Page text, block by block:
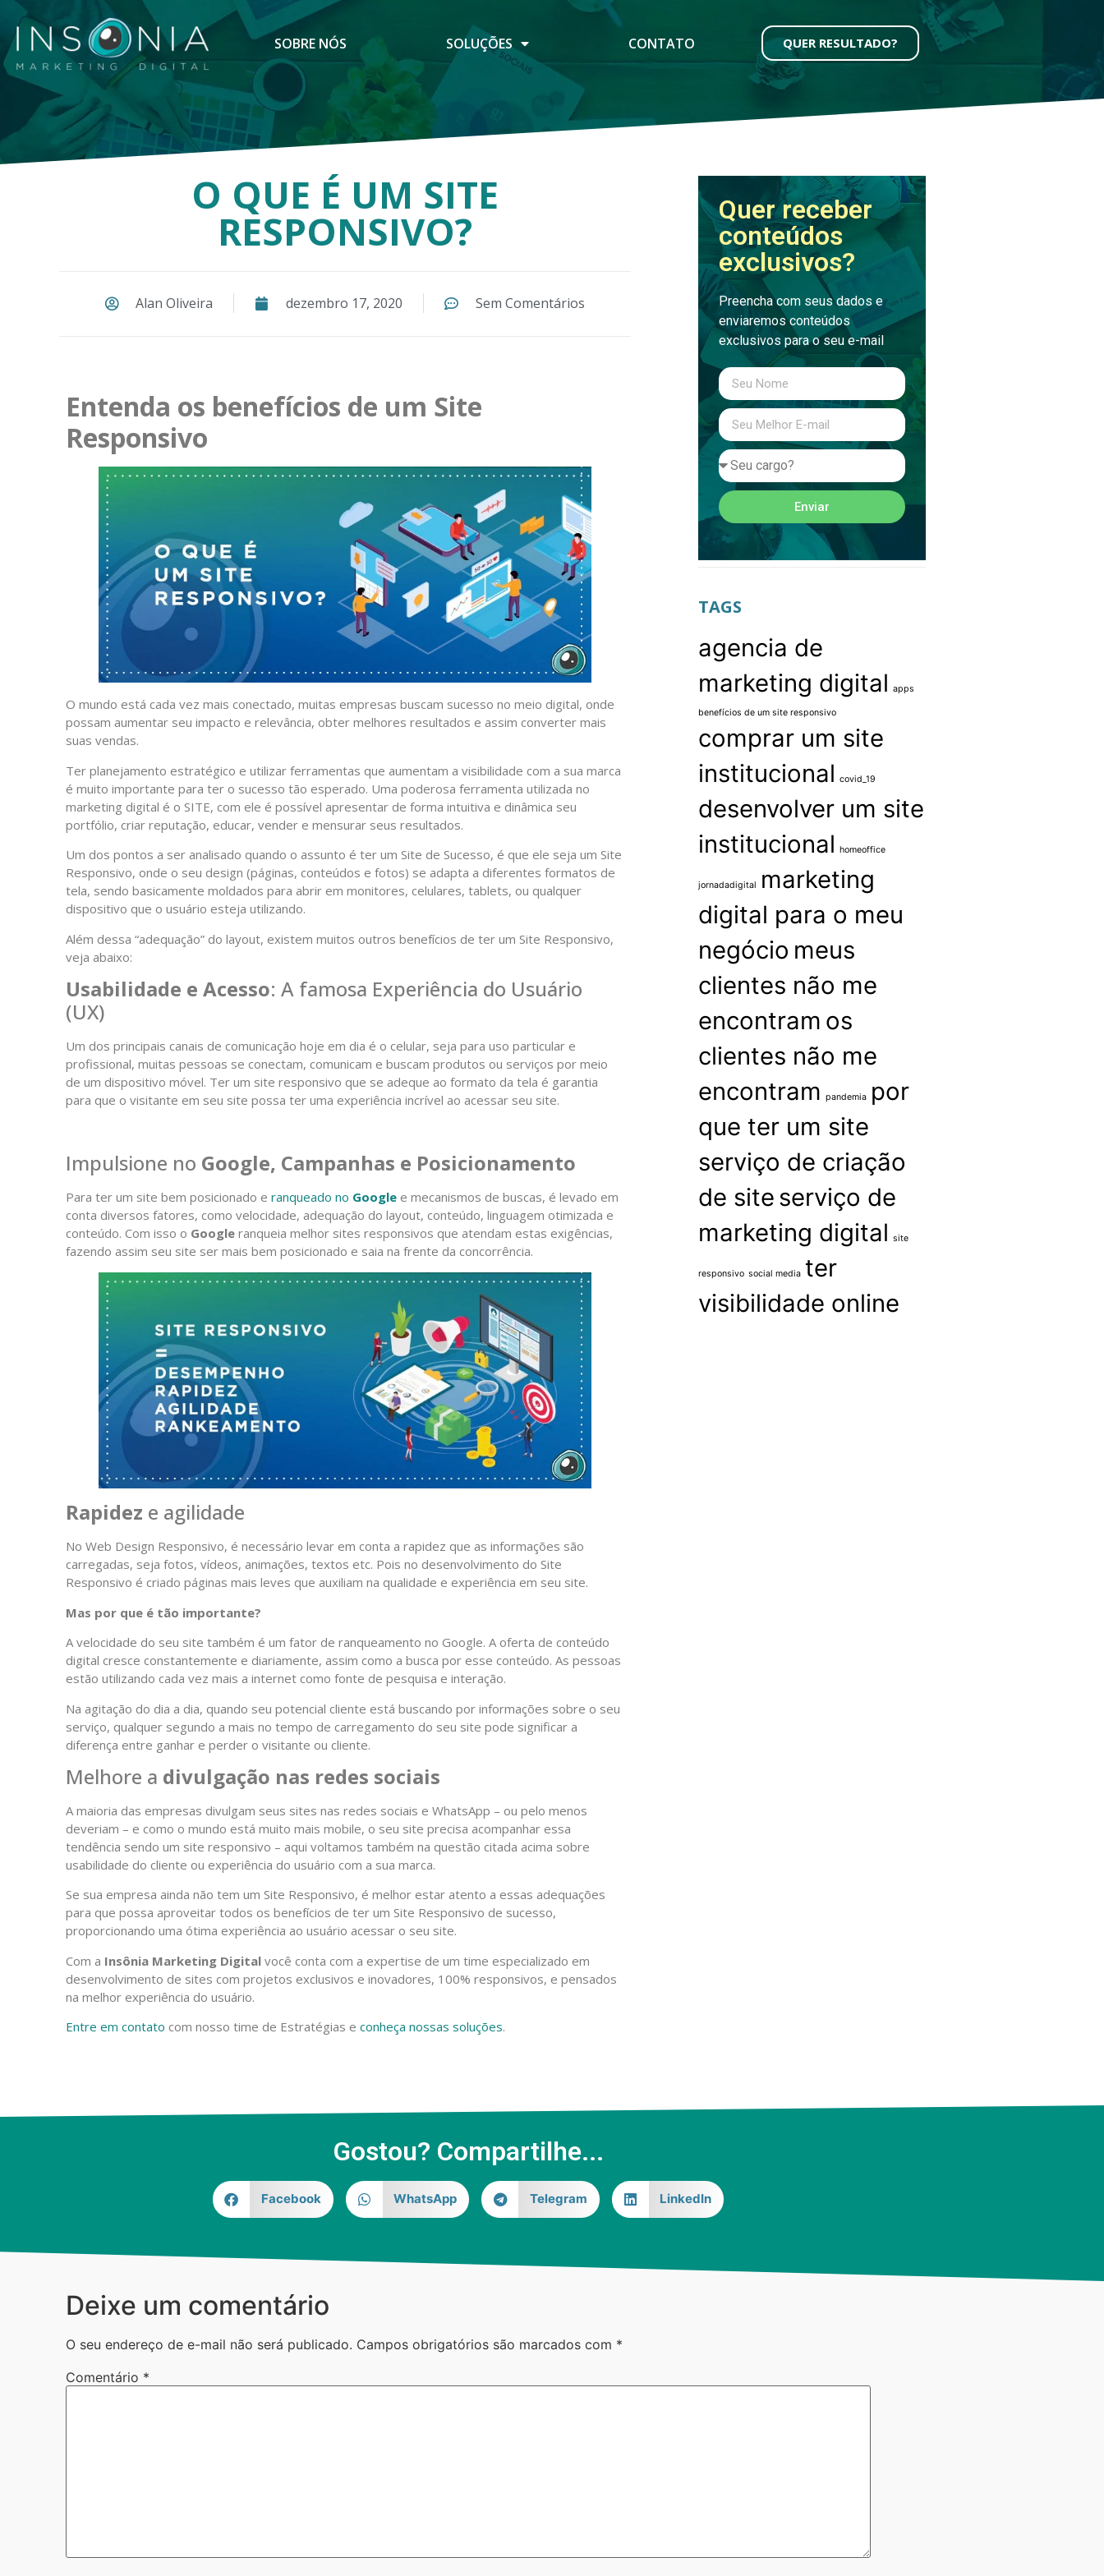
SOBRE NÓS SOLUÇÕES CONTATO QUER RESULTADO?
O QUE É UM SITE
RESPONSIVO?
Alan Oliveira dezembro 17, 2020 Sem Comentários
Entenda os benefícios de um Site
Responsivo
O mundo está cada vez mais conectado, muitas empresas buscam sucesso no meio digital, onde
possam aumentar seu impacto e relevância, obter melhores resultados e assim converter mais
suas vendas.
Ter planejamento estratégico e utilizar ferramentas que aumentam a visibilidade com a sua marca
é muito importante para ter o sucesso tão esperado. Uma poderosa ferramenta utilizada no
marketing digital é o SITE, com ele é possível apresentar de forma intuitiva e dinâmica seu
portfólio, criar reputação, educar, vender e mensurar seus resultados.
Um dos pontos a ser analisado quando o assunto é ter um Site de Sucesso, é que ele seja um Site
Responsivo, onde o seu design (páginas, conteúdos e fotos) se adapta a diferentes formatos de
tela, sendo basicamente moldados para abrir em monitores, celulares, tablets, ou qualquer
dispositivo que o usuário esteja utilizando.
Além dessa “adequação” do layout, existem muitos outros benefícios de ter um Site Responsivo,
veja abaixo:
Usabilidade e Acesso: A famosa Experiência do Usuário
(UX)
Um dos principais canais de comunicação hoje em dia é o celular, seja para uso particular e
profissional, muitas pessoas se conectam, comunicam e buscam produtos ou serviços por meio
de um dispositivo móvel. Ter um site responsivo que se adeque ao formato da tela é garantia
para que o visitante em seu site possa ter uma experiência incrível ao acessar seu site.
Impulsione no Google, Campanhas e Posicionamento
Para ter um site bem posicionado e ranqueado no Google e mecanismos de buscas, é levado em
conta diversos fatores, como velocidade, adequação do layout, conteúdo, linguagem otimizada e
conteúdo. Com isso o Google ranqueia melhor sites responsivos que atendam estas exigências,
fazendo assim seu site ser mais bem posicionado e saia na frente da concorrência.
Rapidez e agilidade
No Web Design Responsivo, é necessário levar em conta a rapidez que as informações são
carregadas, seja fotos, vídeos, animações, textos etc. Pois no desenvolvimento do Site
Responsivo é criado páginas mais leves que auxiliam na qualidade e experiência em seu site.
Mas por que é tão importante?
A velocidade do seu site também é um fator de ranqueamento no Google. A oferta de conteúdo
digital cresce constantemente e diariamente, assim como a busca por esse conteúdo. As pessoas
estão utilizando cada vez mais a internet como fonte de pesquisa e interação.
Na agitação do dia a dia, quando seu potencial cliente está buscando por informações sobre o seu
serviço, qualquer segundo a mais no tempo de carregamento do seu site pode significar a
diferença entre ganhar e perder o visitante ou cliente.
Melhore a divulgação nas redes sociais
A maioria das empresas divulgam seus sites nas redes sociais e WhatsApp – ou pelo menos
deveriam – e como o mundo está muito mais mobile, o seu site precisa acompanhar essa
tendência sendo um site responsivo – aqui voltamos também na questão citada acima sobre
usabilidade do cliente ou experiência do usuário com a sua marca.
Se sua empresa ainda não tem um Site Responsivo, é melhor estar atento a essas adequações
para que possa aproveitar todos os benefícios de ter um Site Responsivo de sucesso,
proporcionando uma ótima experiência ao usuário acessar o seu site.
Com a Insônia Marketing Digital você conta com a expertise de um time especializado em
desenvolvimento de sites com projetos exclusivos e inovadores, 100% responsivos, e pensados
na melhor experiência do usuário.
Entre em contato com nosso time de Estratégias e conheça nossas soluções.
Quer receber
conteúdos
exclusivos?
Preencha com seus dados e
enviaremos conteúdos
exclusivos para o seu e-mail
Enviar
TAGS
agencia de
marketing digital apps
benefícios de um site responsivo
comprar um site
institucional covid_19
desenvolver um site
institucional homeoffice
jornadadigital
marketing
digital para o meu
negócio meus
clientes não me
encontram os
clientes não me
encontram pandemia por
que ter um site
serviço de criação
de site serviço de
marketing digital site
responsivo social media ter
visibilidade online
Gostou? Compartilhe...
Facebook WhatsApp Telegram LinkedIn
Deixe um comentário
O seu endereço de e-mail não será publicado. Campos obrigatórios são marcados com *
Comentário *